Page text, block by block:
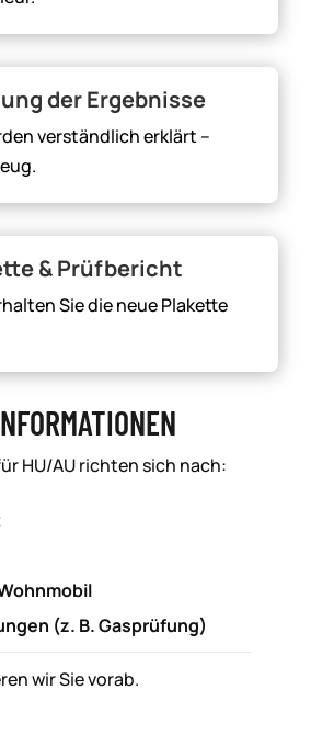
der Ergebnisse
verständlich erklärt –
& Prüfbericht
Sie die neue Plakette
HU/AU richten sich nach:
(z. B. Gasprüfung)
wir Sie vorab.